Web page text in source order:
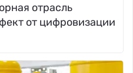
отрасль
от цифровизации